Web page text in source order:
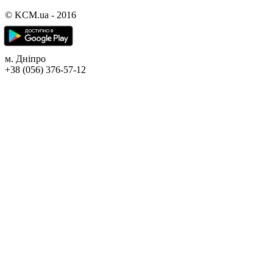
© KCM.ua - 2016
м. Дніпро
+38 (056) 376-57-12